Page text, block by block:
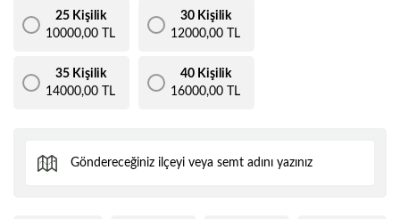
25 Kişilik
10000,00 TL
30 Kişilik
12000,00 TL
35 Kişilik
14000,00 TL
40 Kişilik
16000,00 TL